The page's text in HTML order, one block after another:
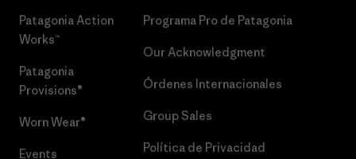
Patagonia Action
Works™
Patagonia
Provisions®
Worn Wear®
Events
Programa Pro de Patagonia
Our Acknowledgment
Órdenes Internacionales
Group Sales
Política de Privacidad